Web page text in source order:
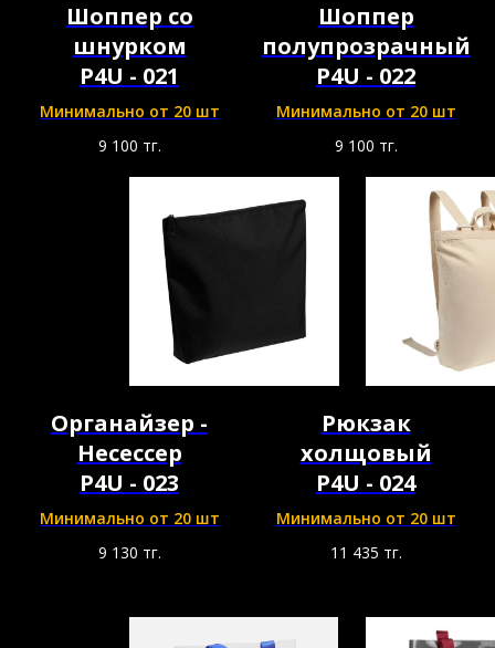
Шоппер со
шнурком
P4U - 021
Минимально от 20 шт
9 100 тг.
Шоппер
полупрозрачный
P4U - 022
Минимально от 20 шт
9 100 тг.
Органайзер -
Несессер
P4U - 023
Минимально от 20 шт
9 130 тг.
Рюкзак
холщовый
P4U - 024
Минимально от 20 шт
11 435 тг.